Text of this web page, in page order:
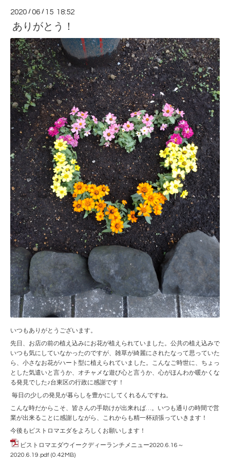
2020 /06 / 15 18:52
ありがとう！
いつもありがとうございます。
先日、お店の前の植え込みにお花が植えられていました。公共の植え込みで
いつも気にしていなかったのですが、雑草が綺麗にされたなって思っていた
ら、小さなお花がハート型に植えられていました。こんなご時世に、ちょっ
とした気遣いと言うか、オチャメな遊び心と言うか、心がほんわか暖かくな
る発見でした♪台東区の行政に感謝です！
毎日の少しの発見が暮らしを豊かにしてくれるんですね。
こんな時だからこそ、皆さんの手助けが出来れば…。いつも通りの時間で営
業が出来ることに感謝しながら、これからも精一杯頑張っていきます！
今後もビストロマエダをよろしくお願いします！
ビストロマエダウイークディーランチメニュー2020.6.16～
2020.6.19.pdf (0.42MB)